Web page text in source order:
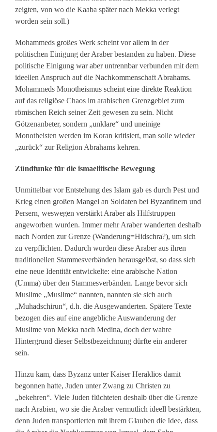
zeigten, von wo die Kaaba später nach Mekka verlegt
worden sein soll.)
Mohammeds großes Werk scheint vor allem in der
politischen Einigung der Araber bestanden zu haben. Diese
politische Einigung war aber untrennbar verbunden mit dem
ideellen Anspruch auf die Nachkommenschaft Abrahams.
Mohammeds Monotheismus scheint eine direkte Reaktion
auf das religiöse Chaos im arabischen Grenzgebiet zum
römischen Reich seiner Zeit gewesen zu sein. Nicht
Götzenanbeter, sondern „unklare“ und uneinige
Monotheisten werden im Koran kritisiert, man solle wieder
„zurück“ zur Religion Abrahams kehren.
Zündfunke für die ismaelitische Bewegung
Unmittelbar vor Entstehung des Islam gab es durch Pest und
Krieg einen großen Mangel an Soldaten bei Byzantinern und
Persern, weswegen verstärkt Araber als Hilfstruppen
angeworben wurden. Immer mehr Araber wanderten deshalb
nach Norden zur Grenze (Wanderung=Hidschra?), um sich
zu verpflichten. Dadurch wurden diese Araber aus ihren
traditionellen Stammesverbänden herausgelöst, so dass sich
eine neue Identität entwickelte: eine arabische Nation
(Umma) über den Stammesverbänden. Lange bevor sich
Muslime „Muslime“ nannten, nannten sie sich auch
„Muhadschirun“, d.h. die Ausgewanderten. Spätere Texte
bezogen dies auf eine angebliche Auswanderung der
Muslime von Mekka nach Medina, doch der wahre
Hintergrund dieser Selbstbezeichnung dürfte ein anderer
sein.
Hinzu kam, dass Byzanz unter Kaiser Heraklios damit
begonnen hatte, Juden unter Zwang zu Christen zu
„bekehren“. Viele Juden flüchteten deshalb über die Grenze
nach Arabien, wo sie die Araber vermutlich ideell bestärkten,
denn Juden transportierten mit ihrem Glauben die Idee, dass